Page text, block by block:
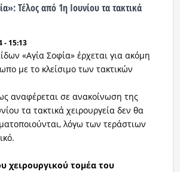
Τέλος από 1η Ιουνίου τα τακτικά
- 15:13
«Αγία Σοφία» έρχεται για ακόμη
με το κλείσιμο των τακτικών
αναφέρεται σε ανακοίνωση της
τα τακτικά χειρουργεία δεν θα
λόγω των τεράστιων
χειρουργικού τομέα του